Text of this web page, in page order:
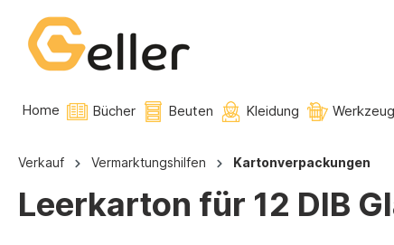
Home Bücher Beuten Kleidung
Verkauf Vermarktungshilfen Kartonverpackungen
Leerkarton für 12 DIB